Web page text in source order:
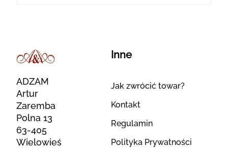
ADZAM
Artur
Zaremba
Polna 13
63-405
Wielowieś
Inne
Jak zwrócić towar?
Kontakt
Regulamin
Polityka Prywatności